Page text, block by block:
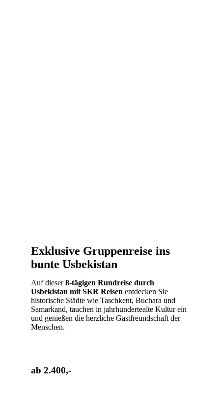
Exklusive Gruppenreise ins
bunte Usbekistan
Auf dieser8-tägigen Rundreise durch
Usbekistan mit SKR Reisen entdecken Sie
historische Städte wie Taschkent, Buchara und
Samarkand, tauchen in jahrhundertealte Kultur ein
und genießen die herzliche Gastfreundschaft der
Menschen.
ab 2.400,-